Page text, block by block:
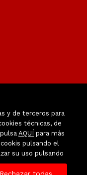
y de terceros para
técnicas, de
AQUÍ para más
pulsando el
su uso pulsando